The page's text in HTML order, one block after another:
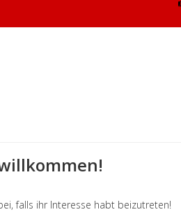
falls ihr Interesse habt beizutreten!